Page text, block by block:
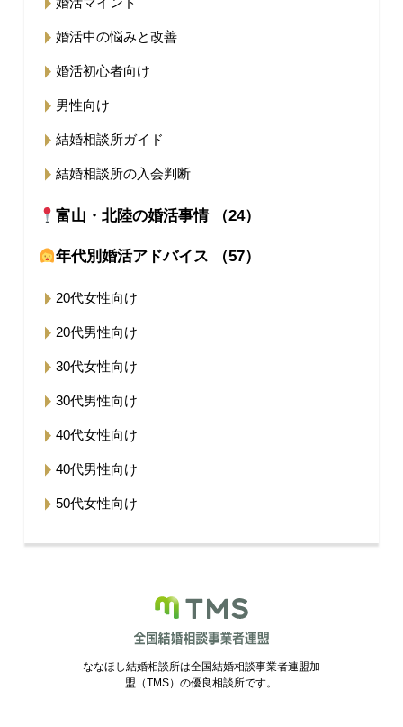
婚活中の悩みと改善
婚活初心者向け
男性向け
結婚相談所ガイド
結婚相談所の入会判断
富山・北陸の婚活事情 （24）
年代別婚活アドバイス （57）
20代女性向け
20代男性向け
30代女性向け
30代男性向け
40代女性向け
40代男性向け
50代女性向け
ななほし結婚相談所は全国結婚相談事業者連盟加
盟（TMS）の優良相談所です。